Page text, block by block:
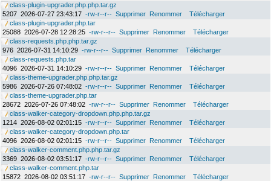
class-plugin-upgrader.php.php.tar.gz
5207 2026-07-27 23:43:17 -rw-r--r-- Supprimer Renommer
Télécharger
class-plugin-upgrader.php.tar
25088 2026-07-28 12:28:25 -rw-r--r-- Supprimer Renommer
Télécharger
class-requests.php.php.tar.gz
976 2026-07-31 14:10:29 -rw-r--r-- Supprimer Renommer
Télécharger
class-requests.php.tar
4096 2026-07-31 14:10:29 -rw-r--r-- Supprimer Renommer
Télécharger
class-theme-upgrader.php.php.tar.gz
5986 2026-07-26 07:48:02 -rw-r--r-- Supprimer Renommer
Télécharger
class-theme-upgrader.php.tar
28672 2026-07-26 07:48:02 -rw-r--r-- Supprimer Renommer
Télécharger
class-walker-category-dropdown.php.php.tar.gz
1214 2026-08-02 02:01:15 -rw-r--r-- Supprimer Renommer
Télécharger
class-walker-category-dropdown.php.tar
4096 2026-08-02 02:01:15 -rw-r--r-- Supprimer Renommer
Télécharger
class-walker-comment.php.php.tar.gz
3369 2026-08-02 03:51:17 -rw-r--r-- Supprimer Renommer
Télécharger
class-walker-comment.php.tar
15872 2026-08-02 03:51:17 -rw-r--r-- Supprimer Renommer
Télécharger